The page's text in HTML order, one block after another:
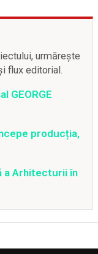
urmărește
flux editorial.
GEORGE
producția,
a Arhitecturii în